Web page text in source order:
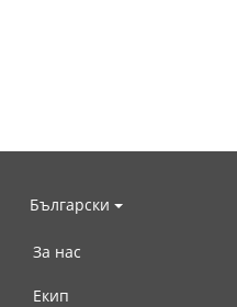
Български
За нас
Екип